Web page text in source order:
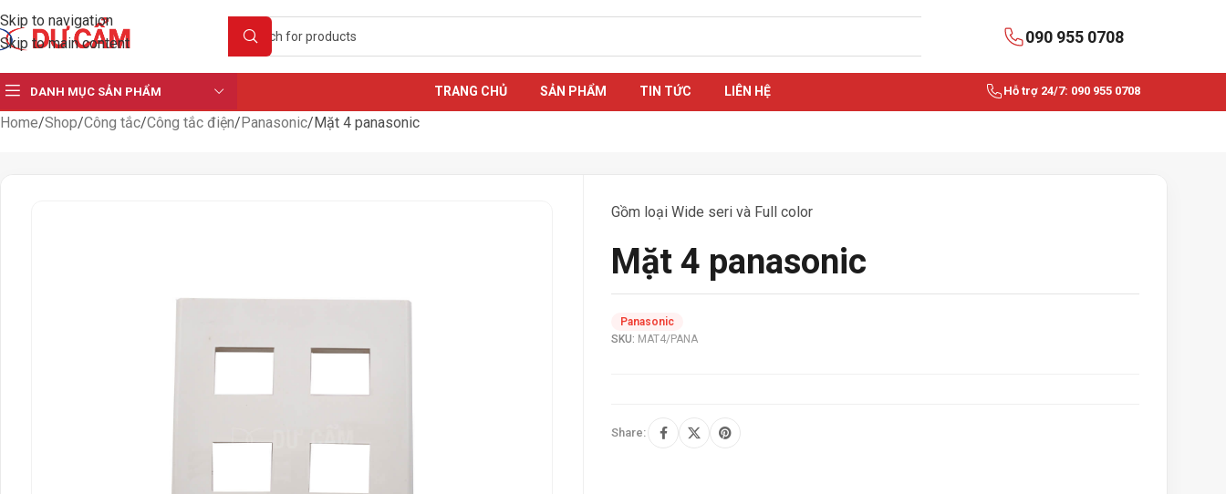
Skip to navigation
Skip to main content
090 955 0708
DANH MỤC SẢN PHẨM TRANG CHỦ SẢN PHẨM TIN TỨC LIÊN HỆ Hỗ trợ 24/7: 090 955 0708
Home Shop Công tắc Công tắc điện Panasonic Mặt 4 panasonic
Mặt 4 panasonic
Gồm loại Wide seri và Full color
SKU: MAT4/PANA
Panasonic
Share: